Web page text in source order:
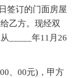
签订的门面房屋
乙方。现经双
_____年11月26
、00元)，甲方